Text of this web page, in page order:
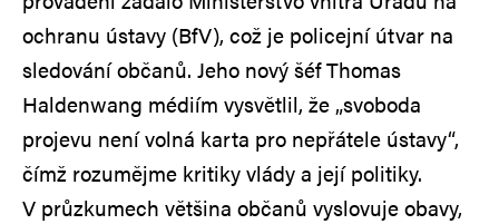
ochranu ústavy (BfV), což je policejní útvar na
sledování občanů. Jeho nový šéf Thomas
Haldenwang médiím vysvětlil, že „svoboda
projevu není volná karta pro nepřátele ústavy“,
čímž rozumějme kritiky vlády a její politiky.
V průzkumech většina občanů vyslovuje obavy,